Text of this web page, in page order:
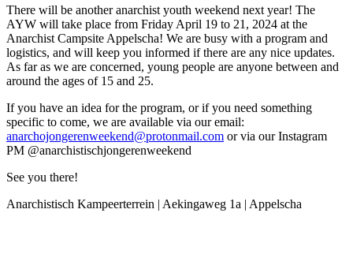
There will be another anarchist youth weekend next year! The
AYW will take place from Friday April 19 to 21, 2024 at the
Anarchist Campsite Appelscha! We are busy with a program and
logistics, and will keep you informed if there are any nice updates.
As far as we are concerned, young people are anyone between and
around the ages of 15 and 25.
If you have an idea for the program, or if you need something
specific to come, we are available via our email:
anarchojongerenweekend@protonmail.com or via our Instagram
PM @anarchistischjongerenweekend
See you there!
Anarchistisch Kampeerterrein | Aekingaweg 1a | Appelscha